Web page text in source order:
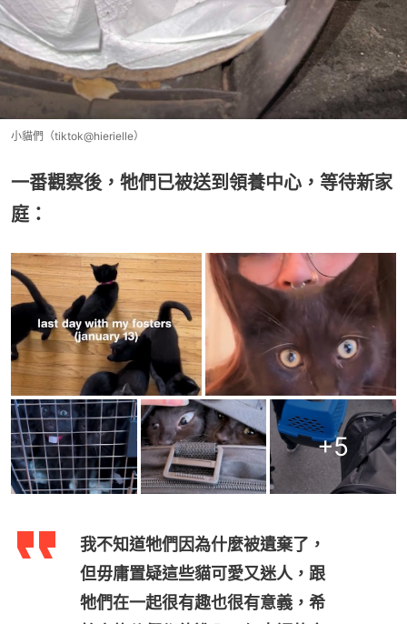
小貓們（tiktok@hierielle）
一番觀察後，牠們已被送到領養中心，等待新家
庭：
+5
我不知道牠們因為什麼被遺棄了，
但毋庸置疑這些貓可愛又迷人，跟
牠們在一起很有趣也很有意義，希